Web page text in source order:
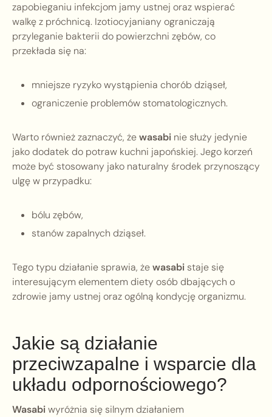
zapobieganiu infekcjom jamy ustnej oraz wspierać
walkę z próchnicą. Izotiocyjaniany ograniczają
przyleganie bakterii do powierzchni zębów, co
przekłada się na:
mniejsze ryzyko wystąpienia chorób dziąseł,
ograniczenie problemów stomatologicznych.
Warto również zaznaczyć, żewasabi nie służy jedynie
jako dodatek do potraw kuchni japońskiej. Jego korzeń
może być stosowany jako naturalny środek przynoszący
ulgę w przypadku:
bólu zębów,
stanów zapalnych dziąseł.
Tego typu działanie sprawia, żewasabi staje się
interesującym elementem diety osób dbających o
zdrowie jamy ustnej oraz ogólną kondycję organizmu.
Jakie są działanie
przeciwzapalne i wsparcie dla
układu odpornościowego?
Wasabiwyróżnia się silnym działaniem